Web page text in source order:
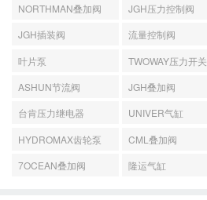
NORTHMAN叠加阀
JGH压力控制阀
JGH插装阀
流量控制阀
叶片泵
TWOWAY压力开关
ASHUN节流阀
JGH叠加阀
台肯压力继电器
UNIVER气缸
HYDROMAX齿轮泵
CML叠加阀
7OCEAN叠加阀
隆运气缸